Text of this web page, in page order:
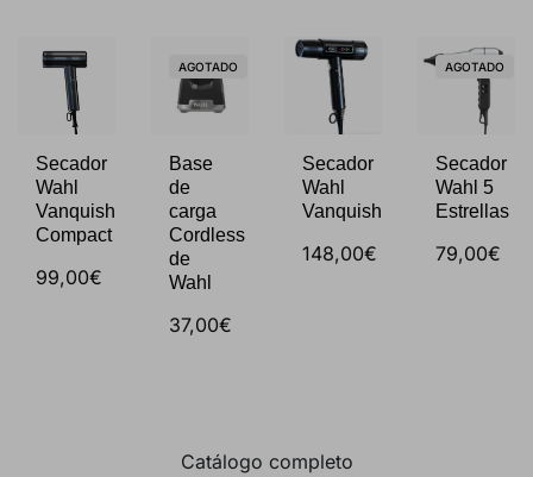
Secador
Wahl
Vanquish
Compact
99,00€
AGOTADO
Base
de
carga
Cordless
de
Wahl
37,00€
Secador
Wahl
Vanquish
148,00€
AGOTADO
Secador
Wahl 5
Estrellas
79,00€
Catálogo completo